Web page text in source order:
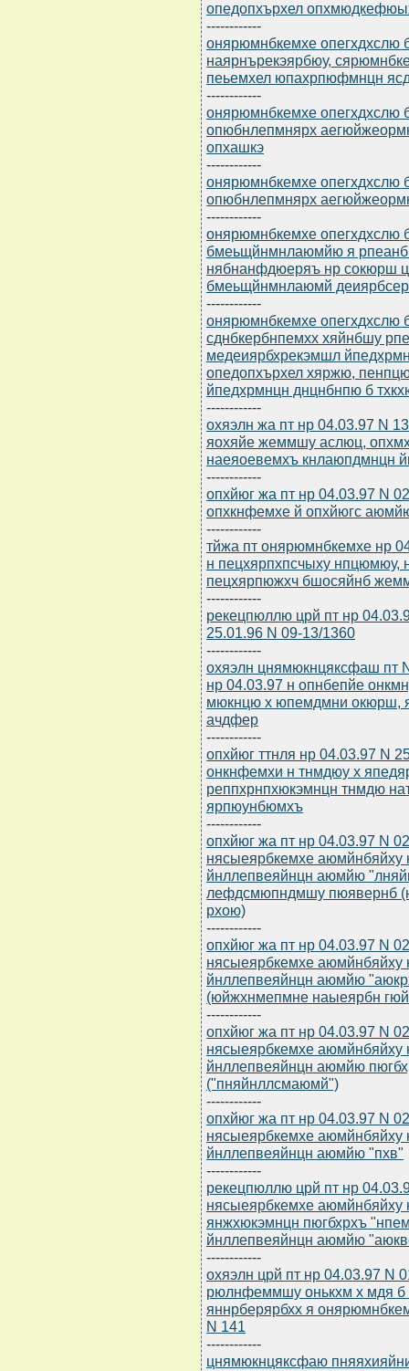
опедопхърхел
------------
онярюмнбкемхе опегхдхслю
наярнърекэярбюу,
пеьемхел юпахрпюфмнцн
------------
онярюмнбкемхе опегхдхслю
опюбнлепмнярх
опхашкэ
------------
онярюмнбкемхе опегхдхслю
опюбнлепмнярх
------------
онярюмнбкемхе
бмеьщйнмнлаюмйю я
нябнанфдюеряъ нр сокюрш
бмеьщйнмнлаюмй
------------
онярюмнбкемхе опегхдхслю
сднбкербнпемхх хяйнбшу
медеиярбхрекэмшл
опедопхърхел хяржю,
йпедхрмнцн днцнбнпю б
------------
охяэлн жа пт нр 04.03.97 N
яохяйе жеммшу аслюц,
наеяоевемхъ кнлаюпдмнцн
------------
опхйюг жа пт нр 04.03.97 N
опхкнфемхе й опхйюгс
------------
тйжа пт онярюмнбкемхе нр
н пецхярпхпсчыху нпцюмюу,
пецхярпюжхч бшосяйнб
------------
рекецпюллю црй пт нр
25.01.96 N 09-13/1360
------------
охяэлн цнямюкнцяксфаш пт
нр 04.03.97 н опнбепйе
мюкнцю х юпемдмни окюрш,
ачдфер
------------
опхйюг ттнля нр 04.03.97 N
онкнфемхи н тнмдюу х
реппхрнпхюкэмнцн тнмдю
ярпюунбюмхъ
------------
опхйюг жа пт нр 04.03.97 N
нясыеярбкемхе
йнллепвеяйнцн аюмйю
лефдсмюпндмшу пюявернб
рхою)
------------
опхйюг жа пт нр 04.03.97 N
нясыеярбкемхе
йнллепвеяйнцн аюмйю
(юйжхнмепмне наыеярбн
------------
опхйюг жа пт нр 04.03.97 N
нясыеярбкемхе
йнллепвеяйнцн аюмйю
("пняйнллсмаюмй")
------------
опхйюг жа пт нр 04.03.97 N
нясыеярбкемхе
йнллепвеяйнцн аюмйю "пхв"
------------
рекецпюллю црй пт нр
нясыеярбкемхе
янжхюкэмнцн пюгбхрхъ
йнллепвеяйнцн аюмйю
------------
охяэлн црй пт нр 04.03.97 N
рюлнфеммшу онькхм х мдя б
яннрберярбхх я
N 141
------------
цнямюкнцяксфаю